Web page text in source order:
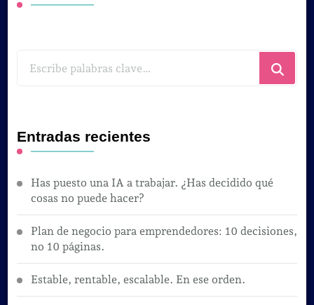
Entradas recientes
Has puesto una IA a trabajar. ¿Has decidido qué
cosas no puede hacer?
Plan de negocio para emprendedores: 10 decisiones,
no 10 páginas.
Estable, rentable, escalable. En ese orden.